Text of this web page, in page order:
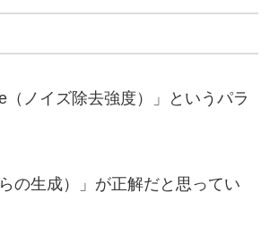
ノイズ除去強度）」というパラ
の生成）」が正解だと思ってい